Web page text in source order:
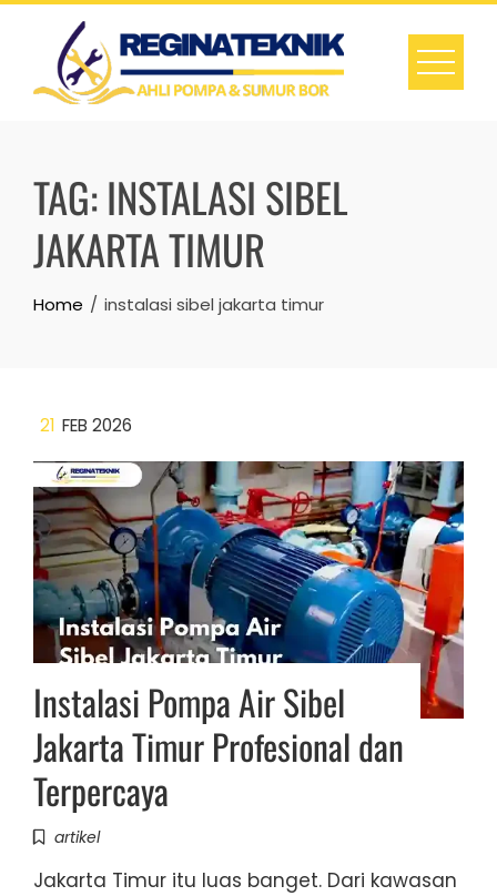
Skip
content
TAG:INSTALASI SIBEL
JAKARTA TIMUR
Home instalasi sibel jakarta timur
21 FEB 2026
Instalasi Pompa Air Sibel
Jakarta Timur Profesional dan
Terpercaya
artikel
Jakarta Timur itu luas banget. Dari kawasan